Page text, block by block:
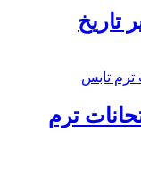
تاریخ
ترم